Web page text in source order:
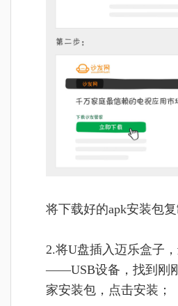
将下载好的apk安装包复
2.将U盘插入迈乐盒子
——USB设备，找到刚
家安装包，点击安装；